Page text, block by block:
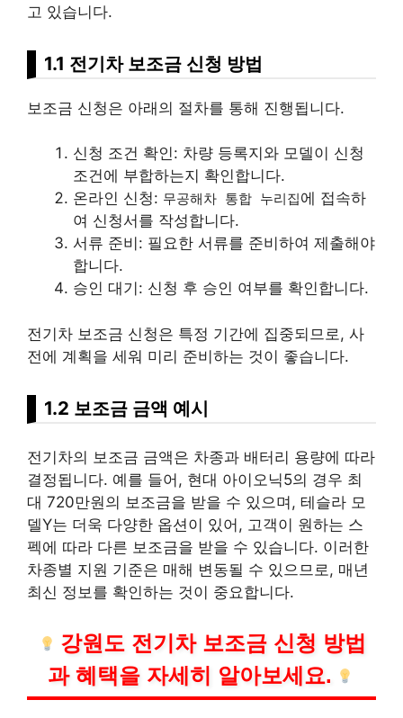
고 있습니다.
1.1 전기차 보조금 신청 방법
보조금 신청은 아래의 절차를 통해 진행됩니다.
신청 조건 확인: 차량 등록지와 모델이 신청
조건에 부합하는지 확인합니다.
온라인 신청: 무공해차 통합 누리집에 접속하
여 신청서를 작성합니다.
서류 준비: 필요한 서류를 준비하여 제출해야
합니다.
승인 대기: 신청 후 승인 여부를 확인합니다.
전기차 보조금 신청은 특정 기간에 집중되므로, 사
전에 계획을 세워 미리 준비하는 것이 좋습니다.
1.2 보조금 금액 예시
전기차의 보조금 금액은 차종과 배터리 용량에 따라
결정됩니다. 예를 들어, 현대 아이오닉5의 경우 최
대 720만원의 보조금을 받을 수 있으며, 테슬라 모
델Y는 더욱 다양한 옵션이 있어, 고객이 원하는 스
펙에 따라 다른 보조금을 받을 수 있습니다. 이러한
차종별 지원 기준은 매해 변동될 수 있으므로, 매년
최신 정보를 확인하는 것이 중요합니다.
강원도 전기차 보조금 신청 방법
과 혜택을 자세히 알아보세요.